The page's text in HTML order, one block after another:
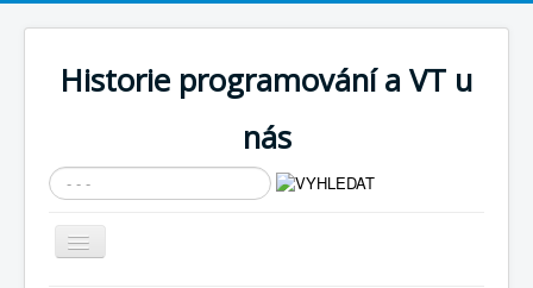
Historie programování a VT u
nás
Vyhledávání...
Přepnout
navigaci